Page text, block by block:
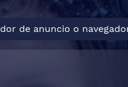
de anuncio o